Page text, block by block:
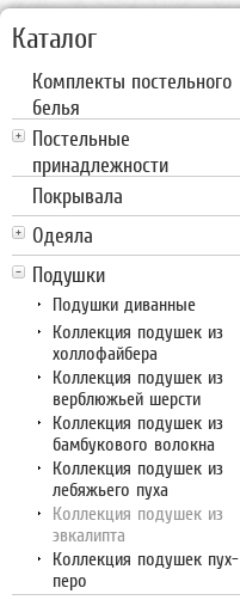
Каталог
Комплекты постельного
белья
Постельные
принадлежности
Покрывала
Одеяла
Подушки
Подушки диванные
Коллекция подушек из
холлофайбера
Коллекция подушек из
верблюжьей шерсти
Коллекция подушек из
бамбукового волокна
Коллекция подушек из
лебяжьего пуха
Коллекция подушек из
эвкалипта
Коллекция подушек пух-
перо